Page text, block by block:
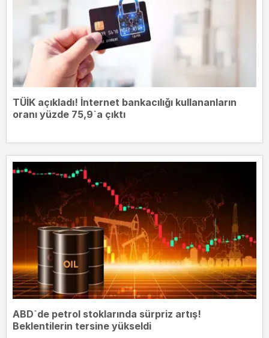
TÜİK açıkladı! İnternet bankacılığı kullananların
oranı yüzde 75,9`a çıktı
ABD`de petrol stoklarında sürpriz artış!
Beklentilerin tersine yükseldi